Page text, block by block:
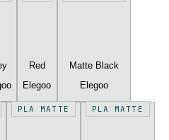
Red
Elegoo
Matte Black
Elegoo
PLA MATTE PLA MATTE